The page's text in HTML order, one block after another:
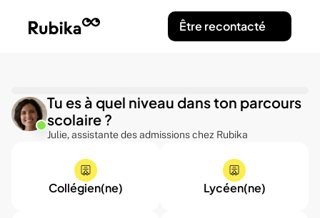
Être recontacté
Tu es à quel niveau dans ton parcours
scolaire ?
Julie, assistante des admissions chez Rubika
Collégien(ne) Lycéen(ne)